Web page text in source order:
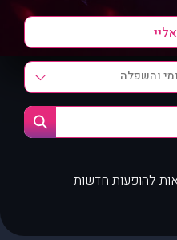
והשפלה
להופעות חדשות